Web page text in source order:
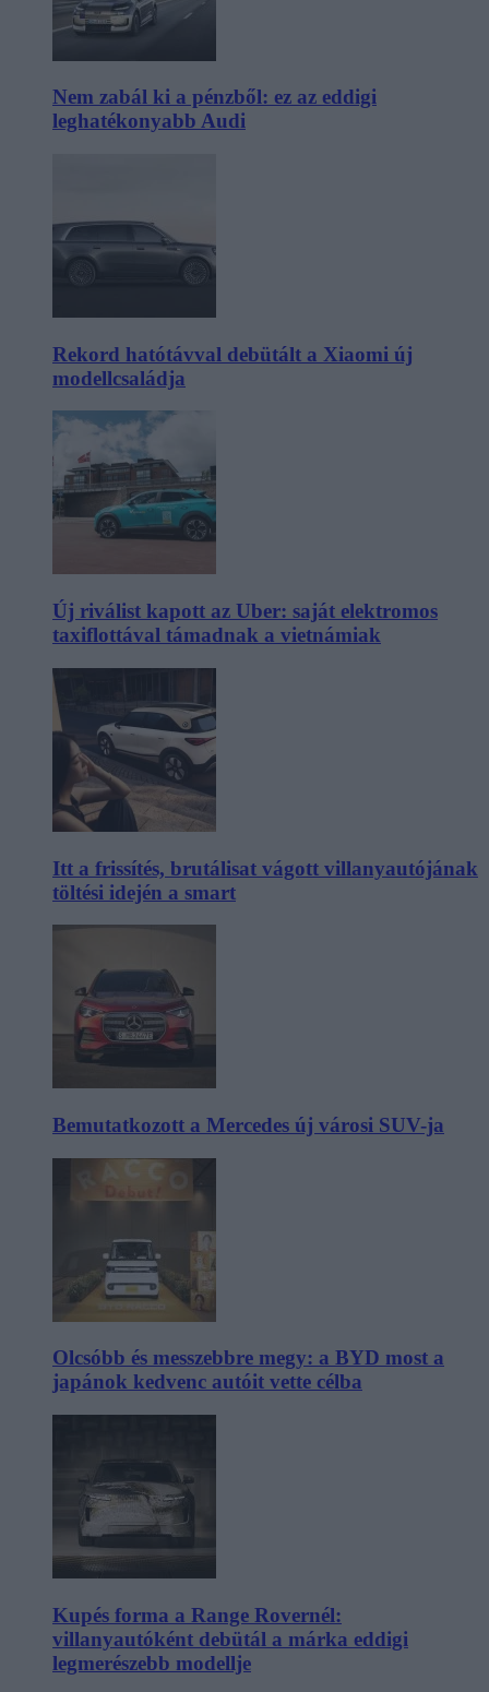
Nem zabál ki a pénzből: ez az eddigi
leghatékonyabb Audi
Rekord hatótávval debütált a Xiaomi új
modellcsaládja
Új riválist kapott az Uber: saját elektromos
taxiflottával támadnak a vietnámiak
Itt a frissítés, brutálisat vágott villanyautójának
töltési idején a smart
Bemutatkozott a Mercedes új városi SUV-ja
Olcsóbb és messzebbre megy: a BYD most a
japánok kedvenc autóit vette célba
Kupés forma a Range Rovernél:
villanyautóként debütál a márka eddigi
legmerészebb modellje